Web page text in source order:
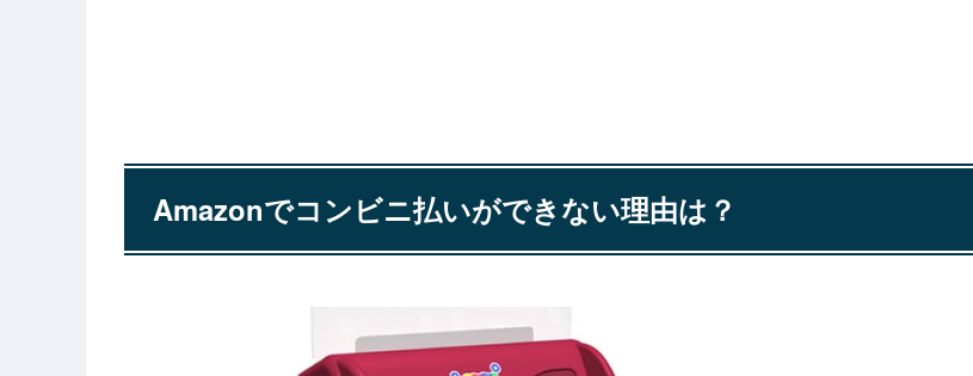
Amazonでコンビニ払いができない理由は？